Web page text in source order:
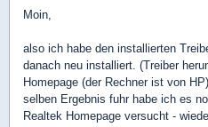
Moin,
also ich habe den installierten
danach neu installiert. (Treiber
Homepage (der Rechner ist von
selben Ergebnis fuhr habe ich es
Realtek Homepage versucht -